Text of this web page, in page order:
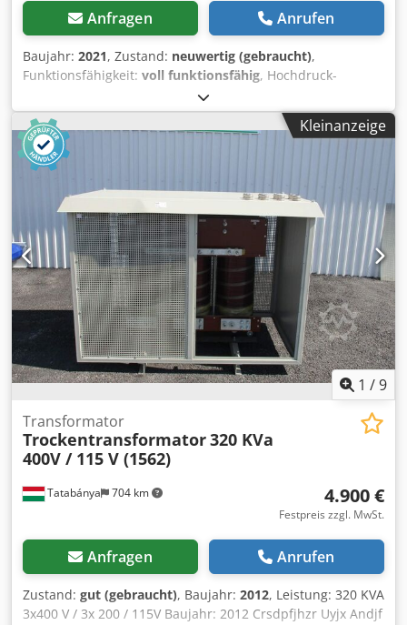
Anfragen Anrufen
Baujahr: 2021, Zustand: neuwertig (gebraucht),
Funktionsfähigkeit: voll funktionsfähig, Hochdruck-
Rohrventilator 1000 mm, 7,5 kW Nuaire SC1000LC4KGX-
0JM6, mehrere Exemplare zu verkaufen Luftmenge: 32.000
m³/h bei 420 Pa Förderhöhe Mehrere Hochdruck-
Rohrventilatoren zu verkaufen, ideal für verschiedene
Kühl- und Lüftungsanwendungen. Hersteller: NUAIRE Typ:
SC1000LC4KGX-0JM6 Baujahr: 2021 Komplett NEU!
Mehrere Stück Technische Daten: Glasfaserverstärkte
Polyamid-Lamellen Verstellbarer Lamellenwinkel
Durchmesser Ø 1000 mm Eloxierter Aluminiummotor
Motorleistung 7,5 kW / 400/50 Hz / 1460 U/min, 17,76 A
Codpfx Answr Ul Sjdsrf Mindestbetriebstemperatur
-50/+60 °C (Stopp/Start) in der Standardausführung
Verankertes Gehäuse Kunststofflamellen Außenmaße:
1106 mm / Tiefe 570 mm inkl. Motor Gewicht: 136 kg Sie
weitere Informationen? Wir helfen Ihnen gerne weiter!
Kontaktieren Sie uns über das Kontaktformular oder rufen
Sie uns an. Ihre Anzeige wurde automatisch übersetzt.
Übersetzungsfehler sind möglich.
Kleinanzeige
1 /9
Tatabánya 704 km
Transformator
Trockentransformator320 KVa
400V / 115 V (1562)
4.900 €
Festpreis zzgl. MwSt.
Anfragen Anrufen
Zustand: gut (gebraucht), Baujahr: 2012, Leistung: 320 KVA
3x400 V / 3x 200 / 115V Baujahr: 2012 Crsdpfjhzr Uyjx Andjf